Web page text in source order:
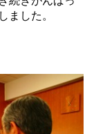
した。